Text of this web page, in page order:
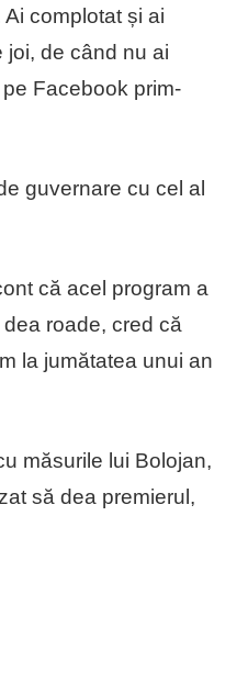
complotat și ai
joi, de când nu ai
Facebook prim-
guvernare cu cel al
că acel program a
roade, cred că
la jumătatea unui an
măsurile lui Bolojan,
să dea premierul,